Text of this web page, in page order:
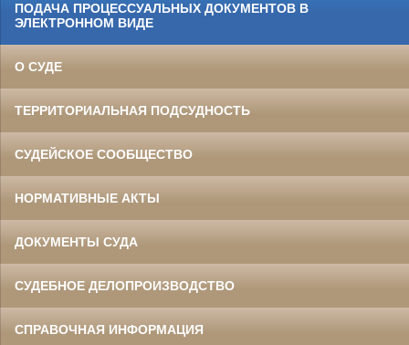
ПОДАЧА ПРОЦЕССУАЛЬНЫХ ДОКУМЕНТОВ В
ЭЛЕКТРОННОМ ВИДЕ
О СУДЕ
ТЕРРИТОРИАЛЬНАЯ ПОДСУДНОСТЬ
СУДЕЙСКОЕ СООБЩЕСТВО
НОРМАТИВНЫЕ АКТЫ
ДОКУМЕНТЫ СУДА
СУДЕБНОЕ ДЕЛОПРОИЗВОДСТВО
СПРАВОЧНАЯ ИНФОРМАЦИЯ